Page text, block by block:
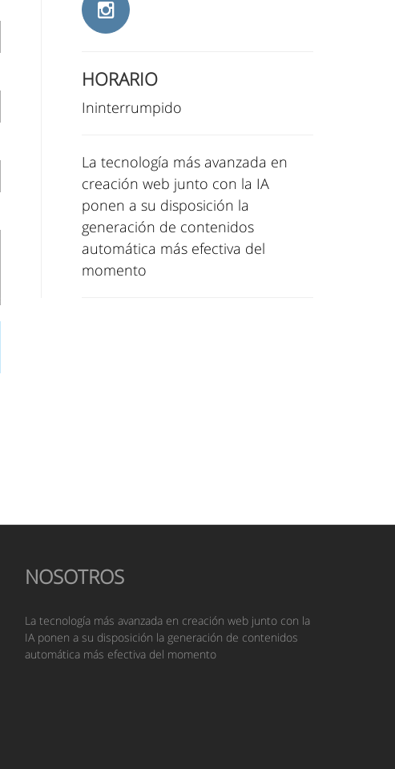
HORARIO
Ininterrumpido
La tecnología más avanzada en
creación web junto con la IA
ponen a su disposición la
generación de contenidos
automática más efectiva del
momento
NOSOTROS
La tecnología más avanzada en creación web junto con la
IA ponen a su disposición la generación de contenidos
automática más efectiva del momento